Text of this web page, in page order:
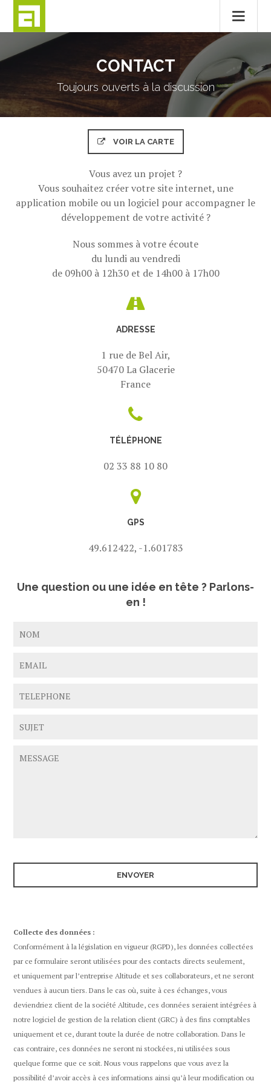
au
CONTACT
Toujours ouverts à la discussion
VOIR LA CARTE
Vous avez un projet ?
Vous souhaitez créer votre site internet, une
application mobile ou un logiciel pour accompagner le
développement de votre activité ?
Nous sommes à votre écoute
du lundi au vendredi
de 09h00 à 12h30 et de 14h00 à 17h00
ADRESSE
1 rue de Bel Air,
50470 La Glacerie
France
TÉLÉPHONE
02 33 88 10 80
GPS
49.612422, -1.601783
Une question ou une idée en tête ? Parlons-
en !
Collecte des données :
Conformément à la législation en vigueur (RGPD), les données collectées
par ce formulaire seront utilisées pour des contacts directs seulement,
et uniquement par l’entreprise Altitude et ses collaborateurs, et ne seront
vendues à aucun tiers. Dans le cas où, suite à ces échanges, vous
deviendriez client de la société Altitude, ces données seraient intégrées à
notre logiciel de gestion de la relation client (GRC) à des fins comptables
uniquement et ce, durant toute la durée de notre collaboration. Dans le
cas contraire, ces données ne seront ni stockées, ni utilisées sous
quelque forme que ce soit. Nous vous rappelons que vous avez la
possibilité d’avoir accès à ces informations ainsi qu’à leur modification ou